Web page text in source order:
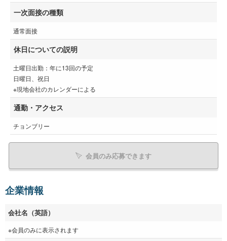
一次面接の種類
通常面接
休日についての説明
土曜日出勤：年に13回の予定
日曜日、祝日
※現地会社のカレンダーによる
通勤・アクセス
チョンブリー
会員のみ応募できます
企業情報
会社名（英語）
※会員のみに表示されます